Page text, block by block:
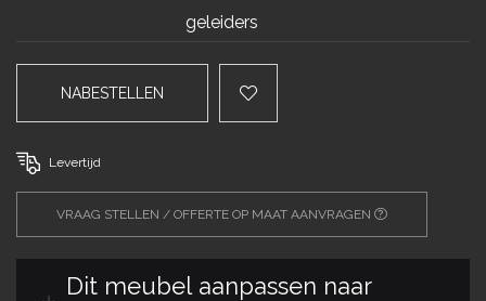
geleiders
NABESTELLEN
Levertijd
VRAAG STELLEN / OFFERTE OP MAAT AANVRAGEN
Dit meubel aanpassen naar